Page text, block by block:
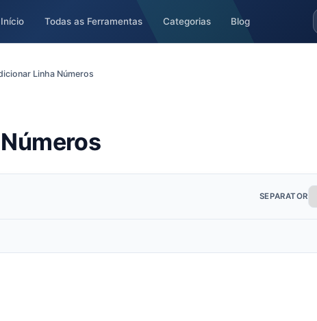
Início Todas as Ferramentas Categorias Blog
Linha Números
SEPARATOR